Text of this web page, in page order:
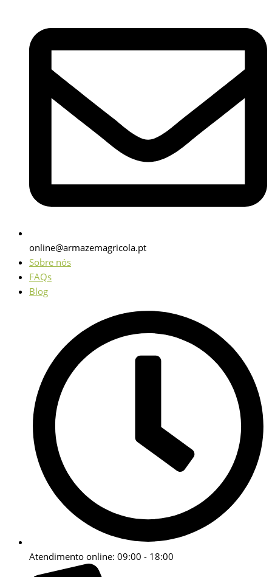
online@armazemagricola.pt
Sobre nós
FAQs
Blog
Atendimento online: 09:00 - 18:00